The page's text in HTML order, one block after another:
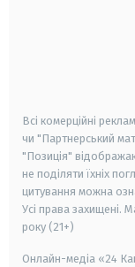
Всі комерційні
чи "Партнерський
"Позиція"
не поділяти їхніх
цитування можна
Усі права захищені.
року (21+)
Онлайн-медіа «24